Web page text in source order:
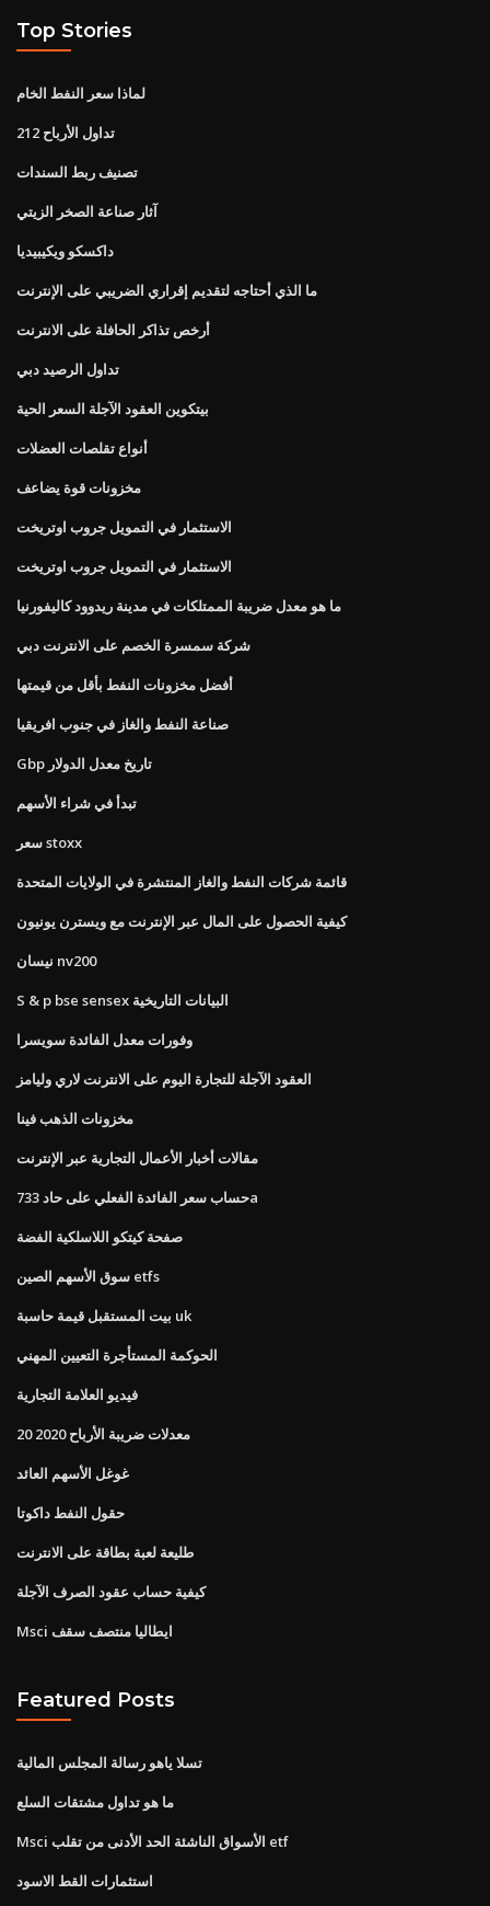
Top Stories
لماذا سعر النفط الخام
تداول الأرباح 212
تصنيف ربط السندات
آثار صناعة الصخر الزيتي
داكسكو ويكيبيديا
ما الذي أحتاجه لتقديم إقراري الضريبي على الإنترنت
أرخص تذاكر الحافلة على الانترنت
تداول الرصيد دبي
بيتكوين العقود الآجلة السعر الحية
أنواع تقلصات العضلات
مخزونات قوة يضاعف
الاستثمار في التمويل جروب اوتريخت
الاستثمار في التمويل جروب اوتريخت
ما هو معدل ضريبة الممتلكات في مدينة ريدوود كاليفورنيا
شركة سمسرة الخصم على الانترنت دبي
أفضل مخزونات النفط بأقل من قيمتها
صناعة النفط والغاز في جنوب افريقيا
Gbp تاريخ معدل الدولار
تبدأ في شراء الأسهم
سعر stoxx
قائمة شركات النفط والغاز المنتشرة في الولايات المتحدة
كيفية الحصول على المال عبر الإنترنت مع ويسترن يونيون
نيسان nv200
S & p bse sensex البيانات التاريخية
وفورات معدل الفائدة سويسرا
العقود الآجلة للتجارة اليوم على الانترنت لاري وليامز
مخزونات الذهب فينا
مقالات أخبار الأعمال التجارية عبر الإنترنت
حساب سعر الفائدة الفعلي على حاد 733a
صفحة كيتكو اللاسلكية الفضة
سوق الأسهم الصين etfs
بيت المستقبل قيمة حاسبة uk
الحوكمة المستأجرة التعيين المهني
فيديو العلامة التجارية
معدلات ضريبة الأرباح 2020 20
غوغل الأسهم العائد
حقول النفط داكوتا
طليعة لعبة بطاقة على الانترنت
كيفية حساب عقود الصرف الآجلة
Msci ايطاليا منتصف سقف
Featured Posts
تسلا ياهو رسالة المجلس المالية
ما هو تداول مشتقات السلع
Msci الأسواق الناشئة الحد الأدنى من تقلب etf
استثمارات القط الاسود